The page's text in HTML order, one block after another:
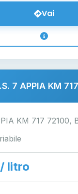
Vai
7 APPIA KM 717
KM 717 72100,
litro